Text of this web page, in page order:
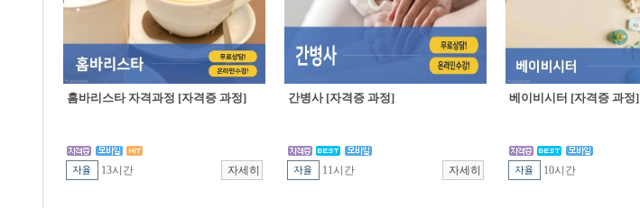
홈바리스타 자격과정 [자격증 과정]
13시간
간병사 [자격증 과정]
11시간
베이비시터 [자격증 과정]
10시간